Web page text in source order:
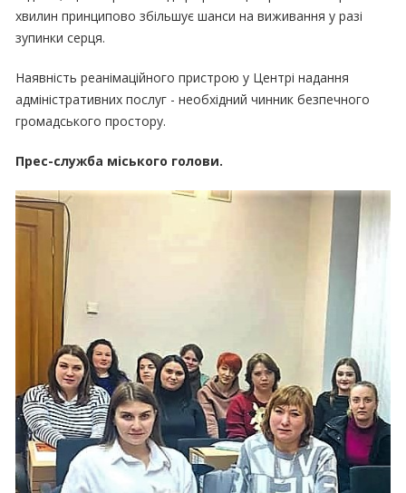
хвилин принципово збільшує шанси на виживання у разі
зупинки серця.
Наявність реанімаційного пристрою у Центрі надання
адміністративних послуг - необхідний чинник безпечного
громадського простору.
Прес-служба міського голови.